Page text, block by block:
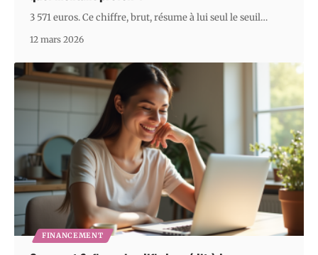
3 571 euros. Ce chiffre, brut, résume à lui seul le seuil…
12 mars 2026
FINANCEMENT